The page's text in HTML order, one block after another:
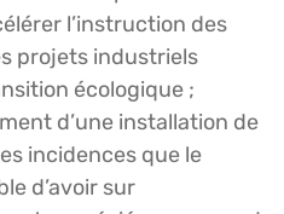
l’instruction des
projets industriels
écologique ;
d’une installation de
incidences que le
d’avoir sur